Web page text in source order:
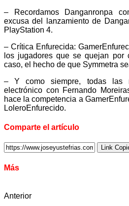
– Recordamos Danganronpa
excusa del lanzamiento de
PlayStation 4.
– Crítica Enfurecida:
los jugadores que se quejan por
caso, el hecho de que Symmetra
– Y como siempre, todas las
electrónico con Fernando
hace la competencia a
LoleroEnfurecido.
Comparte el artículo
Link
Más
Anterior